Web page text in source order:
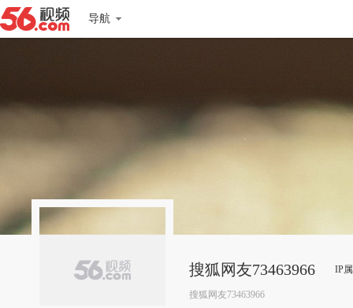
导航
搜狐网友73463966 IP
搜狐网友73463966